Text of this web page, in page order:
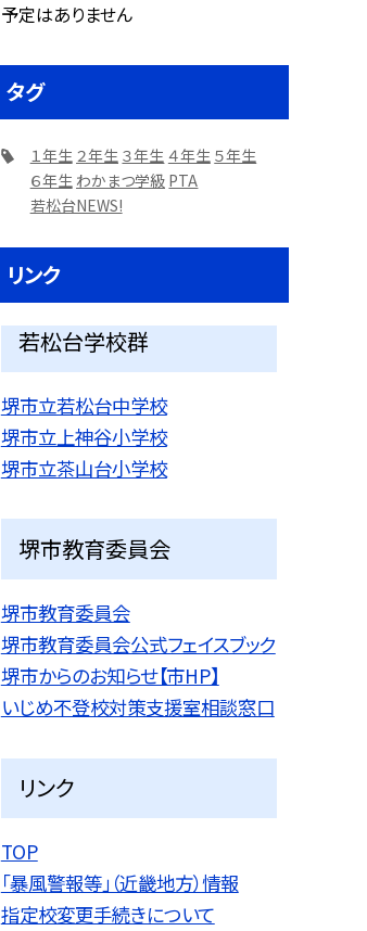
予定はありません
タグ
１年生 ２年生 ３年生 ４年生 ５年生
６年生 わかまつ学級 PTA
若松台NEWS!
リンク
若松台学校群
堺市立若松台中学校
堺市立上神谷小学校
堺市立茶山台小学校
堺市教育委員会
堺市教育委員会
堺市教育委員会公式フェイスブック
堺市からのお知らせ【市HP】
いじめ不登校対策支援室相談窓口
リンク
TOP
「暴風警報等」（近畿地方）情報
指定校変更手続きについて